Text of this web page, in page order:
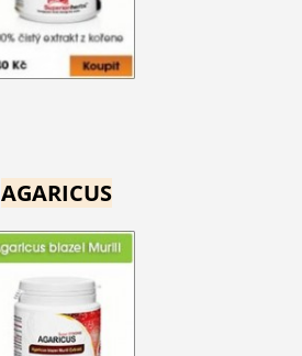
AGARICUS